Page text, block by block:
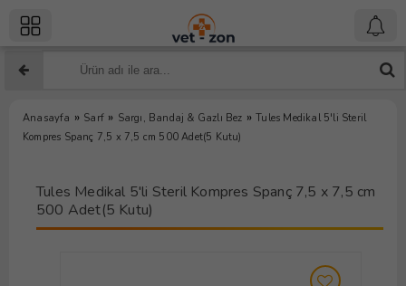
Anasayfa » Sarf » Sargı, Bandaj & Gazlı Bez » Tules Medikal 5'li Steril
Kompres Spanç 7,5 x 7,5 cm 500 Adet(5 Kutu)
Tules Medikal 5'li Steril Kompres Spanç 7,5 x 7,5 cm
500 Adet(5 Kutu)